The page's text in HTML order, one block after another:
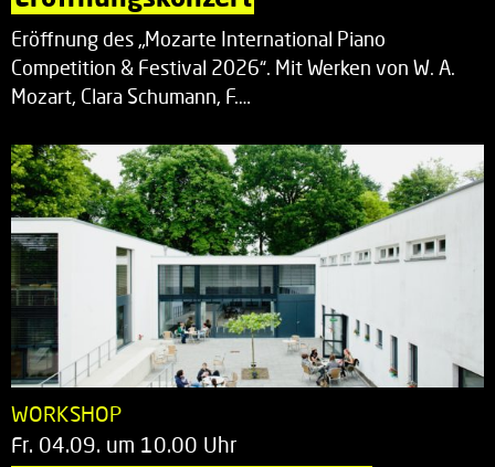
Eröffnung des „Mozarte International Piano
Competition & Festival 2026“. Mit Werken von W. A.
Mozart, Clara Schumann, F.…
WORKSHOP
Fr. 04.09. um 10.00 Uhr